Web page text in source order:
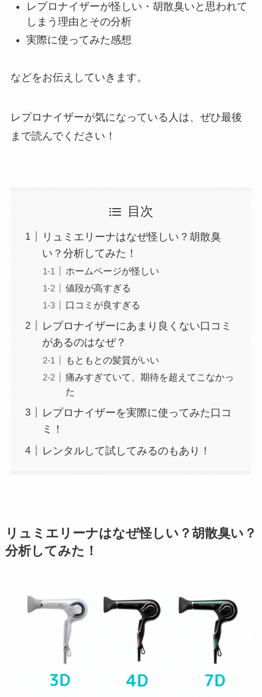
レプロナイザーが怪しい・胡散臭いと思われて
しまう理由とその分析
実際に使ってみた感想
などをお伝えしていきます。
レプロナイザーが気になっている人は、ぜひ最後
まで読んでください！
目次
リュミエリーナはなぜ怪しい？胡散臭
い？分析してみた！
ホームページが怪しい
値段が高すぎる
口コミが良すぎる
レプロナイザーにあまり良くない口コミ
があるのはなぜ？
もともとの髪質がいい
痛みすぎていて、期待を超えてこなかっ
た
レプロナイザーを実際に使ってみた口コ
ミ！
レンタルして試してみるのもあり！
リュミエリーナはなぜ怪しい？胡散臭い？
分析してみた！